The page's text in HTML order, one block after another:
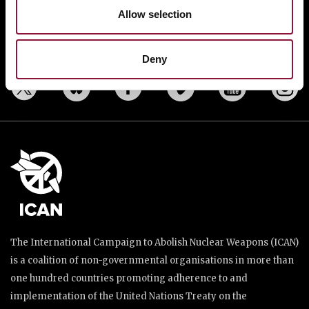
Allow selection
Deny
DONATE
The International Campaign to Abolish Nuclear Weapons (ICAN)
is a coalition of non-governmental organisations in more than
one hundred countries promoting adherence to and
implementation of the United Nations Treaty on the